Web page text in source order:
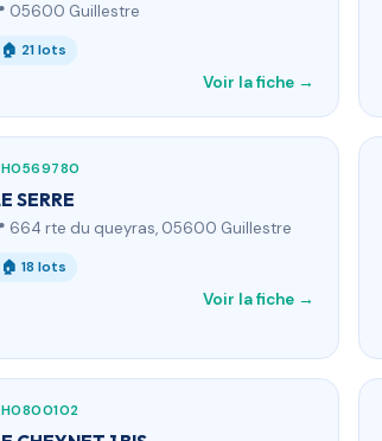
05600 Guillestre
🏠 21 lots
Voir la fiche →
SERRE
664 rte du queyras, 05600 Guillestre
🏠 18 lots
Voir la fiche →